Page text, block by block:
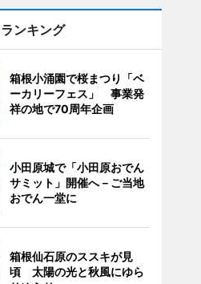
ンキング
箱根小涌園で桜まつり「ベ
ーカリーフェス」 事業発
祥の地で70周年企画
小田原城で「小田原おでん
サミット」開催へ－ご当地
おでん一堂に
箱根仙石原のススキが見
頃 太陽の光と秋風にゆら